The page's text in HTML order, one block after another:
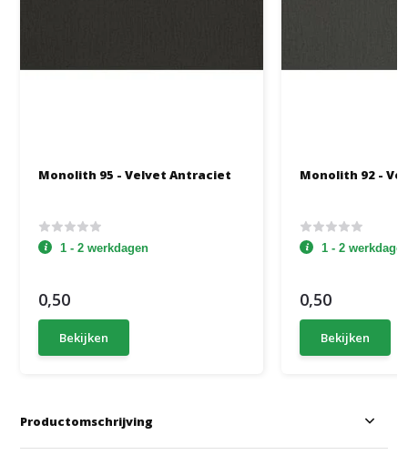
Monolith 95 - Velvet Antraciet
1 - 2 werkdagen
0,50
Bekijken
Monolith 92 -
1 - 2
0,50
Bekijken
Productomschrijving